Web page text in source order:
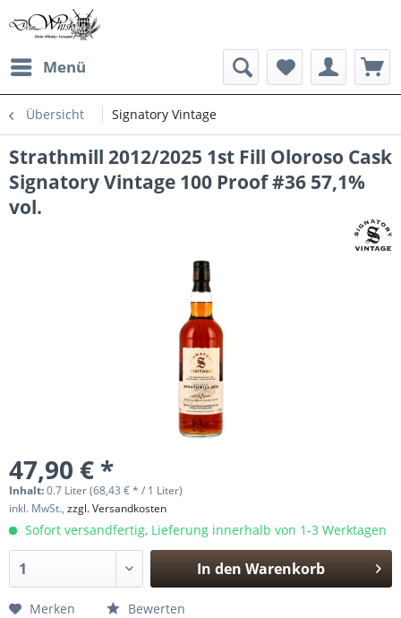
Menü
Übersicht Signatory Vintage
Strathmill 2012/2025 1st Fill Oloroso Cask
Signatory Vintage 100 Proof #36 57,1%
vol.
47,90 € *
Inhalt:0.7 Liter (68,43 € * / 1 Liter)
inkl. MwSt., zzgl. Versandkosten
Sofort versandfertig, Lieferung innerhalb von 1-3 Werktagen
In den Warenkorb
Merken Bewerten